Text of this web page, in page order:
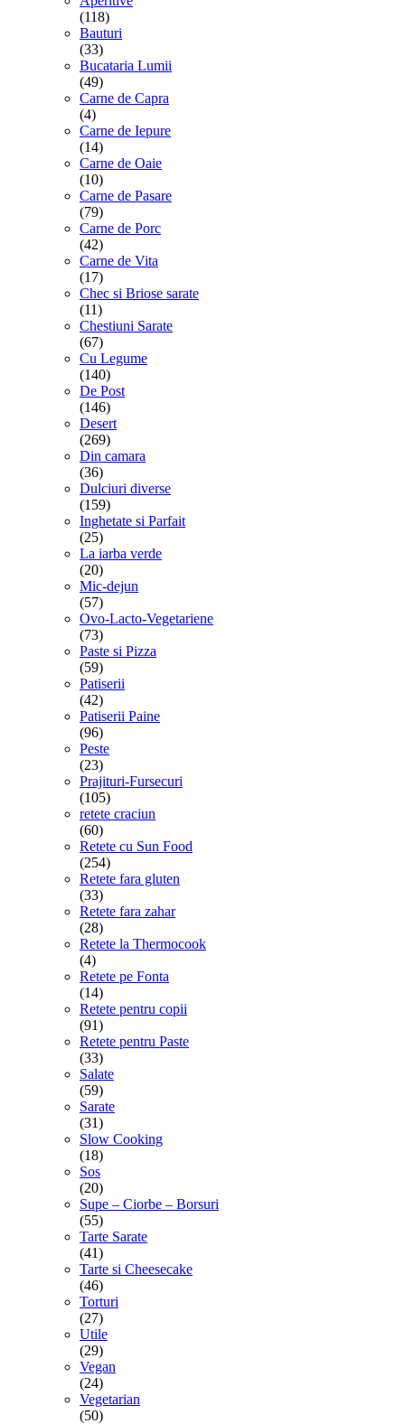
(118)
Bauturi
(33)
Bucataria Lumii
(49)
Carne de Capra
(4)
Carne de Iepure
(14)
Carne de Oaie
(10)
Carne de Pasare
(79)
Carne de Porc
(42)
Carne de Vita
(17)
Chec si Briose sarate
(11)
Chestiuni Sarate
(67)
Cu Legume
(140)
De Post
(146)
Desert
(269)
Din camara
(36)
Dulciuri diverse
(159)
Inghetate si Parfait
(25)
La iarba verde
(20)
Mic-dejun
(57)
Ovo-Lacto-Vegetariene
(73)
Paste si Pizza
(59)
Patiserii
(42)
Patiserii Paine
(96)
Peste
(23)
Prajituri-Fursecuri
(105)
retete craciun
(60)
Retete cu Sun Food
(254)
Retete fara gluten
(33)
Retete fara zahar
(28)
Retete la Thermocook
(4)
Retete pe Fonta
(14)
Retete pentru copii
(91)
Retete pentru Paste
(33)
Salate
(59)
Sarate
(31)
Slow Cooking
(18)
Sos
(20)
Supe – Ciorbe – Borsuri
(55)
Tarte Sarate
(41)
Tarte si Cheesecake
(46)
Torturi
(27)
Utile
(29)
Vegan
(24)
Vegetarian
(50)